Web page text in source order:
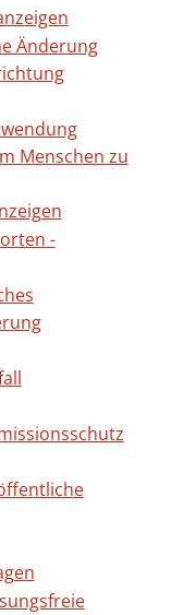
Änderung
Menschen zu
-